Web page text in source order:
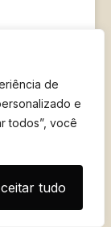
de
e
todos”, você
tudo